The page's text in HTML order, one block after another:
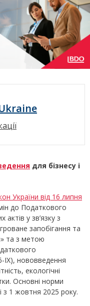
для бізнесу і
України від 16 липня
до Податкового
у зв’язку з
запобігання та
та з метою
IX), нововведення
екологічні
Основні норми
1 жовтня 2025 року.